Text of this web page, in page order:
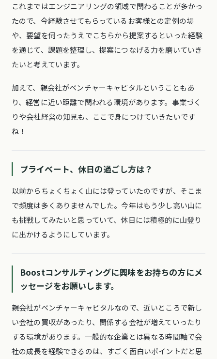
これまではエンジニアリングの領域で関わることが多かっ
たので、今経験させてもらっているお客様との定例の場
や、要望を伺ったうえでこちらから提案するといった経験
を通じて、課題を整理し、提案につなげる力を磨いていき
たいと考えています。
加えて、親会社がベンチャーキャピタルということもあ
り、経営に近い距離で関われる環境があります。事業づく
りや会社経営の知見も、ここで身につけていきたいです
ね！
プライベート、休日の過ごし方は？
以前からちょくちょく山には登っていたのですが、そこま
で頻度は多くありませんでした。今年はもう少し高い山に
も挑戦してみたいと思っていて、休日には積極的に山登り
に出かけるようにしています。
Boostコンサルティングに興味をお持ちの方にメ
ッセージをお願いします。
親会社がベンチャーキャピタルなので、近いところで新し
い会社の買収があったり、関係する会社が増えていったり
する環境があります。一般的な企業とは異なる時間軸で会
社の成長を経験できるのは、すごく面白いポイントだと思